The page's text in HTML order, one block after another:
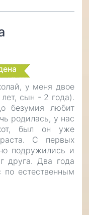
у меня двое
сын - 2 года).
безумия любит
родилась, у нас
был он уже
С первых
подружились и
друга. Два года
естественным